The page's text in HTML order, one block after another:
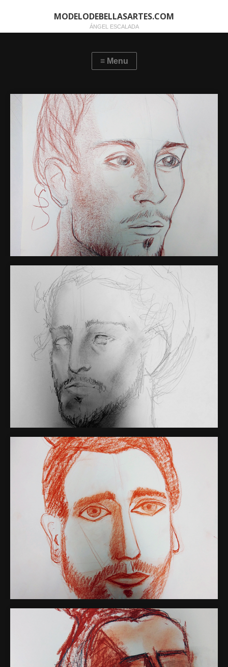
MODELODEBELLASARTES.COM
ÁNGEL ESCALADA